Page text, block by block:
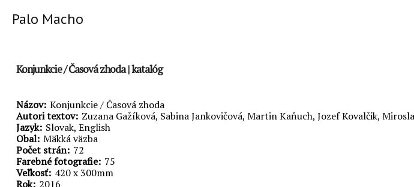
Palo Macho
Konjunkcie / Časová zhoda | katalóg
Názov Konjunkcie / Časová zhoda
Autori textov Zuzana Gažíková, Sabina Jankovičová, Martin Kaňuch, Jozef Kovalčik,
Jazyk Slovak, English
Obal Mäkká väzba
Počet strán 72
Farebné fotografie 75
Veľkosť 420 x 300mm
Rok 2016